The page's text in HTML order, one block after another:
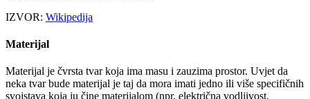
IZVOR: Wikipedija
Materijal
Materijal je čvrsta tvar koja ima masu i zauzima prostor. Uvjet da
neka tvar bude materijal je taj da mora imati jedno ili više specifičnih
svojstava koja ju čine materijalom (npr. električna vodljivost,